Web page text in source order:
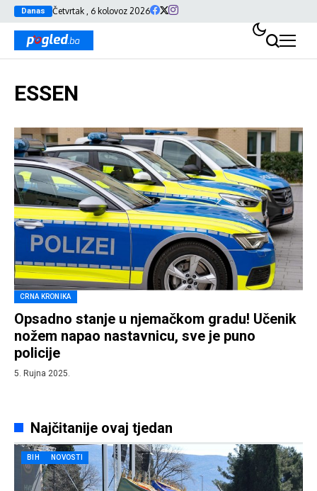
Danas Četvrtak , 6 kolovoz 2026
ESSEN
CRNA KRONIKA
Opsadno stanje u njemačkom gradu! Učenik
nožem napao nastavnicu, sve je puno
policije
5. Rujna 2025.
Najčitanije ovaj tjedan
BIH NOVOSTI